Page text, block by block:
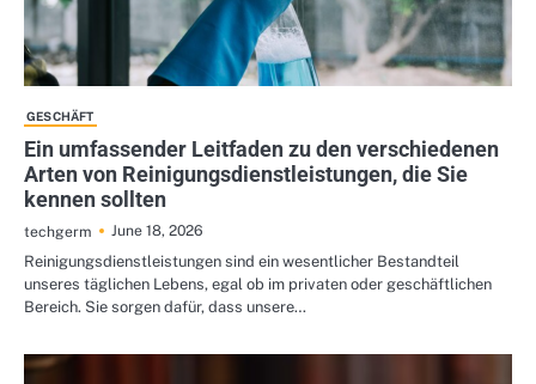
GESCHÄFT
Ein umfassender Leitfaden zu den verschiedenen
Arten von Reinigungsdienstleistungen, die Sie
kennen sollten
techgerm
June 18, 2026
Reinigungsdienstleistungen sind ein wesentlicher Bestandteil
unseres täglichen Lebens, egal ob im privaten oder geschäftlichen
Bereich. Sie sorgen dafür, dass unsere…